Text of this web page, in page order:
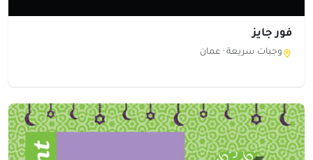
فور جايز
وجبات سريعة · عمان